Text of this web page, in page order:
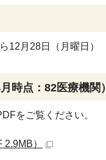
12月28日（月曜日）
時点：82医療機関）
をご覧ください。
）